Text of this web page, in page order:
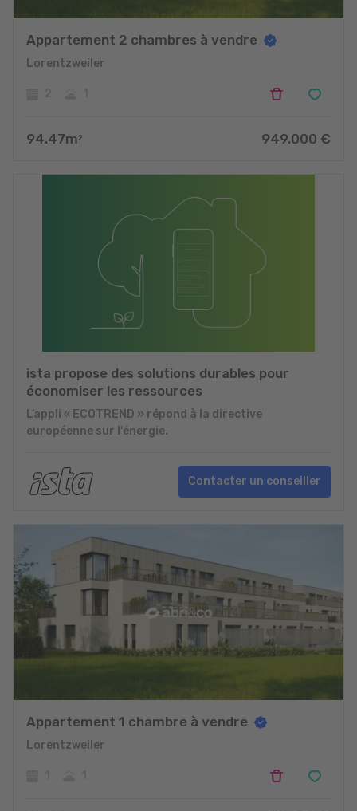
Appartement 2 chambres à vendre
Lorentzweiler
94.47m 2 949.000 €
ista propose des solutions durables pour
économiser les ressources
L’appli « ECOTREND » répond à la directive
européenne sur l'énergie.
Contacter un conseiller
Appartement 1 chambre à vendre
Lorentzweiler